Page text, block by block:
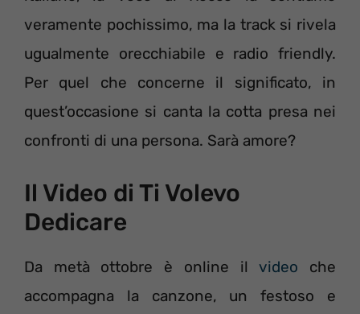
veramente pochissimo, ma la track si rivela
ugualmente orecchiabile e radio friendly.
Per quel che concerne il significato, in
quest’occasione si canta la cotta presa nei
confronti di una persona. Sarà amore?
Il Video di Ti Volevo
Dedicare
Da metà ottobre è online ilvideo che
accompagna la canzone, un festoso e